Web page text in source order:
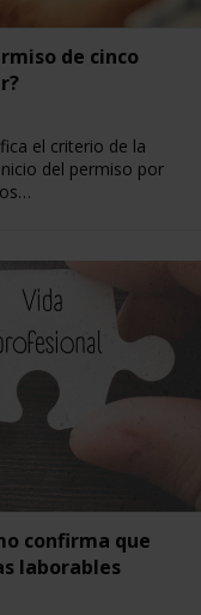
de cinco
el criterio de la
del permiso por
confirma que
laborables